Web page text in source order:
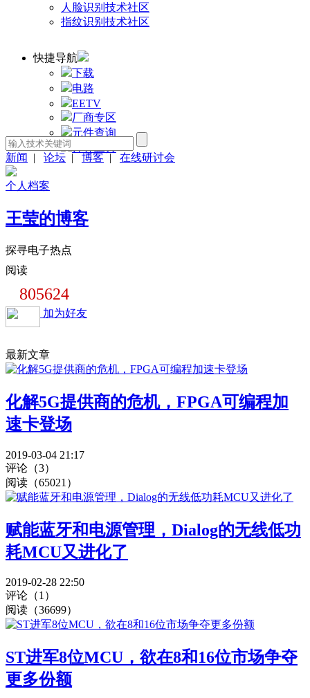
人脸识别技术社区
指纹识别技术社区
快捷导航
下载
电路
EETV
厂商专区
元件查询
计算工具
新闻
| 论坛 | 博客 | 在线研讨会
个人档案
王莹的博客
探寻电子热点
阅读
805624
加为好友
最新文章
化解5G提供商的危机，FPGA可编程加
速卡登场
2019-03-04 21:17
评论（3）
阅读（65021）
赋能蓝牙和电源管理，Dialog的无线低功
耗MCU又进化了
2019-02-28 22:50
评论（1）
阅读（36699）
ST进军8位MCU，欲在8和16位市场争夺
更多份额